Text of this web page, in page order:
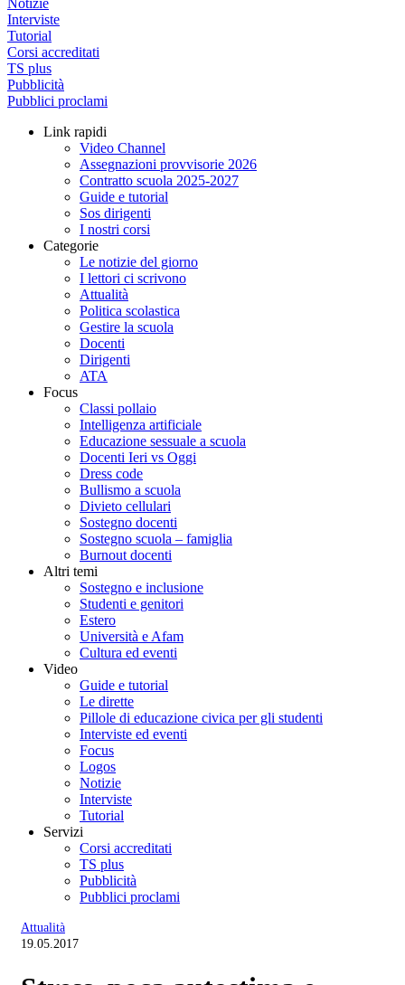
Notizie
Interviste
Tutorial
Corsi accreditati
TS plus
Pubblicità
Pubblici proclami
Link rapidi
Video Channel
Assegnazioni provvisorie 2026
Contratto scuola 2025-2027
Guide e tutorial
Sos dirigenti
I nostri corsi
Categorie
Le notizie del giorno
I lettori ci scrivono
Attualità
Politica scolastica
Gestire la scuola
Docenti
Dirigenti
ATA
Focus
Classi pollaio
Intelligenza artificiale
Educazione sessuale a scuola
Docenti Ieri vs Oggi
Dress code
Bullismo a scuola
Divieto cellulari
Sostegno docenti
Sostegno scuola – famiglia
Burnout docenti
Altri temi
Sostegno e inclusione
Studenti e genitori
Estero
Università e Afam
Cultura ed eventi
Video
Guide e tutorial
Le dirette
Pillole di educazione civica per gli studenti
Interviste ed eventi
Focus
Logos
Notizie
Interviste
Tutorial
Servizi
Corsi accreditati
TS plus
Pubblicità
Pubblici proclami
Attualità
19.05.2017